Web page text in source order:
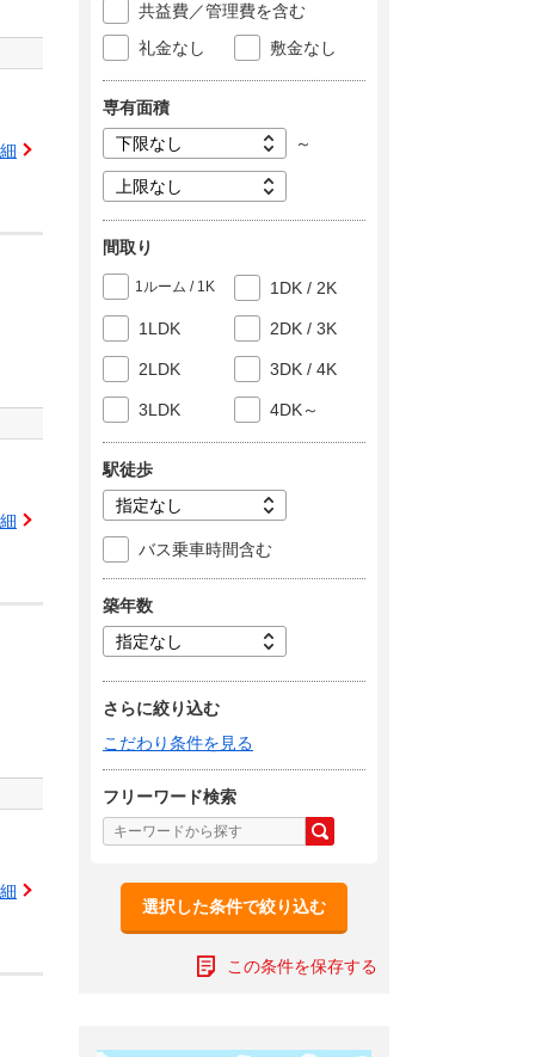
共益費／管理費を含む
礼金なし
敷金なし
専有面積
～
間取り
1ルーム / 1K 1DK / 2K
1LDK 2DK / 3K
2LDK 3DK / 4K
3LDK 4DK～
駅徒歩
バス乗車時間含む
築年数
さらに絞り込む
こだわり条件を見る
フリーワード検索
選択した条件で絞り込む
この条件を保存する